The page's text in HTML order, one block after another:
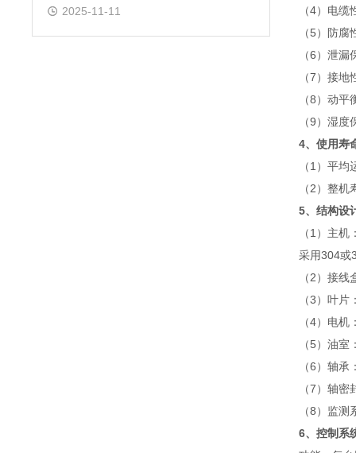
2025-11-11
（4）电
（5）防
（6）泄
（7）接
（8）动
（9）湿
4、使用寿
（1）平
（2）整
5、结构设
（1）主
采用304或
（2）接
（3）叶
（4）电
（5）油
（6）轴
（7）轴
（8）监
6、控制系